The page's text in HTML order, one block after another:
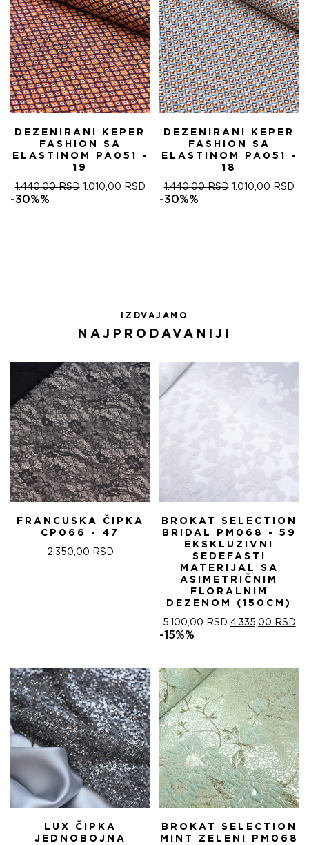
DEZENIRANI KEPER
FASHION SA
ELASTINOM PA051 -
19
1.440,00RSD ОРИГИНАЛНА
1.010,00 RSDТРЕНУТНА
ЦЕНА
-30%%
DEZENIRANI KEPER
FASHION SA
ELASTINOM PA051 -
18
1.440,00RSD ОРИГИНАЛНА
1.010,00 RSD
-30%%
IZDVAJAMO
NAJPRODAVANIJI
FRANCUSKA ČIPKA
CP066 - 47
2.350,00 RSD
BROKAT SELECTION
BRIDAL PM068 - 59
EKSKLUZIVNI
SEDEFASTI
MATERIJAL SA
ASIMETRIČNIM
FLORALNIM
DEZENOM (150CM)
5.100,00RSD ОРИГИНАЛНА
5.100,00 RSD.
4.335,00 RSD
-15%%
LUX ČIPKA
JEDNOBOJNA
BROKAT SELECTION
MINT ZELENI PM068